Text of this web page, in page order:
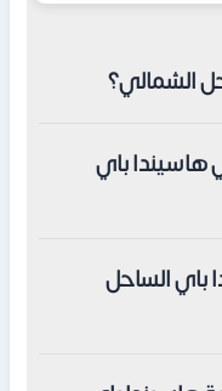
الشمالي؟
عند الكيلو
هاسيندا باي
جولف فيو.
باي الساحل